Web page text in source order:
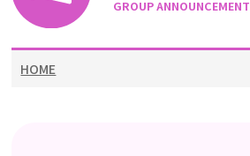
GROUP ANNOUNCEMENT
HOME